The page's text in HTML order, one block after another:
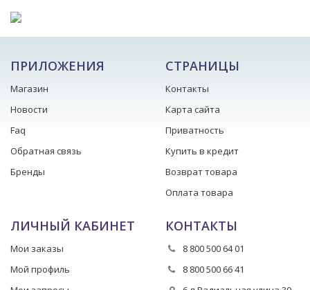
ПРИЛОЖЕНИЯ
Магазин
Новости
Faq
Обратная связь
Бренды
СТРАНИЦЫ
Контакты
Карта сайта
Приватность
Купить в кредит
Возврат товара
Оплата товара
ЛИЧНЫЙ КАБИНЕТ
Мои заказы
Мой профиль
КОНТАКТЫ
8 800 500 64 01
8 800 500 66 41